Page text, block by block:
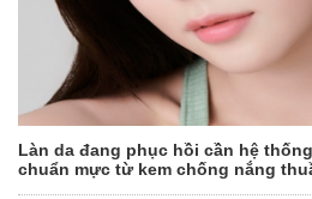
Làn da đang phục hồi cần hệ
chuẩn mực từ kem chống nắng